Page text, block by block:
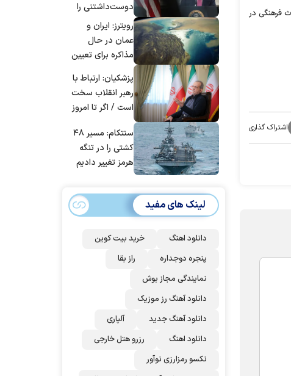
فرهنگی در
اشتراک گذاری
دوست‌داشتنی را
حسابی می‌کوبیم |
برای بزرگ‌ترین
حمله آماده بودیم
است، درست
است؟
رویترز: ایران و
عمان در حال
مذاکره برای تعیین
تنگه هرمز هستند
پزشکیان: ارتباط با
رهبر انقلاب سخت
است / اگر تا امروز
مردم ایران استسنتکام: مسیر ۴۸
کشتی را در تنگه
هرمز تغییر دادیم
لینک های مفید
دانلود اهنگ
خرید بیت کوین
پنجره دوجداره
راز بقا
نمایندگی مجاز بوش
دانلود آهنگ رز‌ موزیک
دانلود آهنگ جدید
آلپاری
دانلود اهنگ
رزرو هتل خارجی
نکسو رمزارزی نوآور